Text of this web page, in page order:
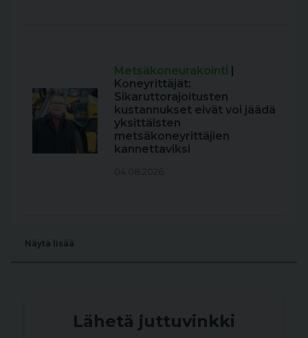
Metsäkoneurakointi
Koneyrittäjät:
Sikaruttorajoitusten
kustannukset eivät voi jäädä
yksittäisten
metsäkoneyrittäjien
kannettaviksi
04.08.2026
Näytä lisää
Lähetä juttuvinkki